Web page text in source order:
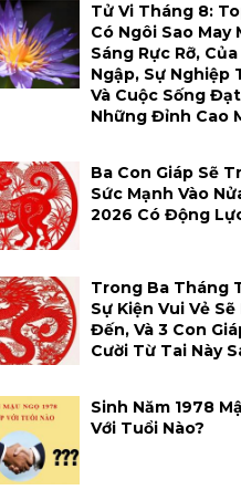
Tử Vi Tháng 8:
Có Ngôi Sao May
Sáng Rực Rỡ,
Ngập, Sự Nghiệp
Và Cuộc Sống
Những Đỉnh Cao
Ba Con Giáp Sẽ
Sức Mạnh Vào
2026 Có Động
Trong Ba Tháng
Sự Kiện Vui Vẻ
Đến, Và 3 Con
Cười Từ Tai Này
Sinh Năm 1978
Với Tuổi Nào?